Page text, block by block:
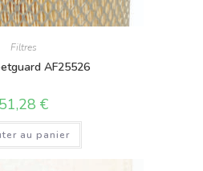
Filtres
AF25526
51,28 €
au panier